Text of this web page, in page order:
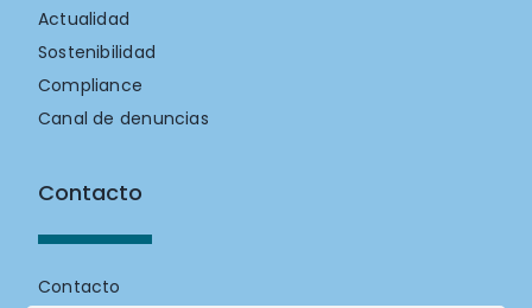
Actualidad
Sostenibilidad
Compliance
Canal de denuncias
Contacto
Contacto